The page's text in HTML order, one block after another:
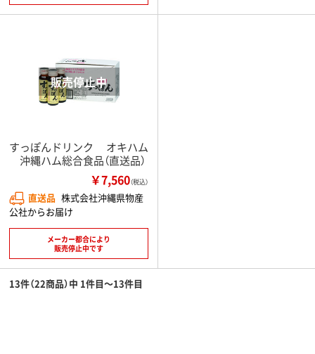
すっぽんドリンク オキハム
沖縄ハム総合食品（直送品）
￥7,560（税込）
直送品 株式会社沖縄県物産
公社からお届け
メーカー都合により
販売停止中です
13件（22商品）中 1件目～13件目